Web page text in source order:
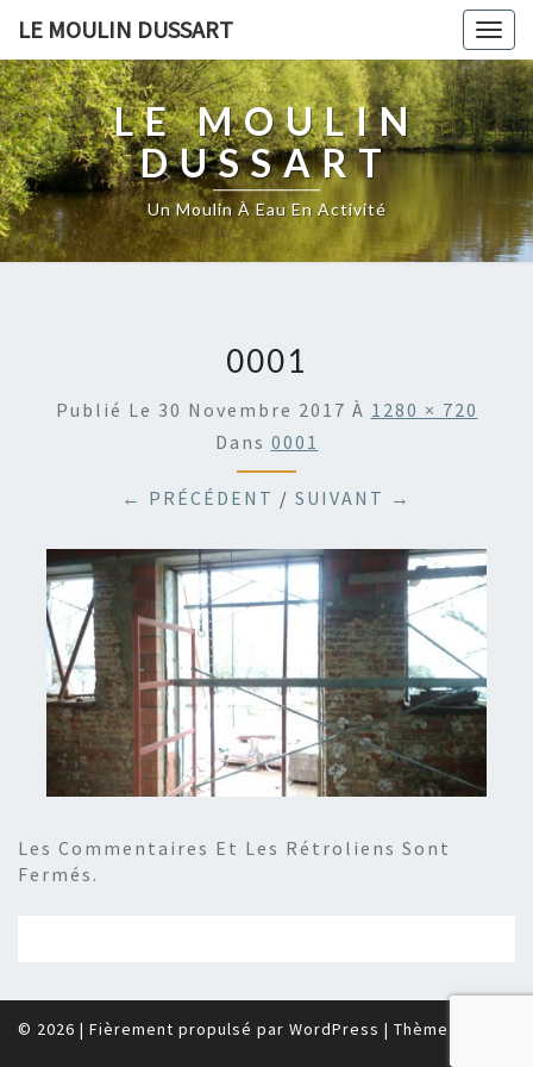
LE MOULIN DUSSART
LE MOULIN
DUSSART
Un Moulin À Eau En Activité
0001
Publié Le 30 Novembre 2017 À 1280 × 720
Dans 0001
← PRÉCÉDENT / SUIVANT →
Les Commentaires Et Les Rétroliens Sont
Fermés.
© 2026 | Fièrement propulsé par WordPress | Thème :